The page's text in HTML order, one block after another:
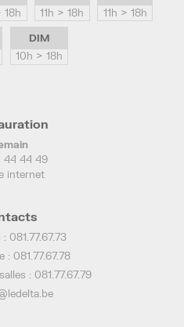
18h
11h > 18h
11h > 18h
DIM
10h > 18h
44 44 49
internet
081.77.67.73
: 081.77.67.78
: 081.77.67.79